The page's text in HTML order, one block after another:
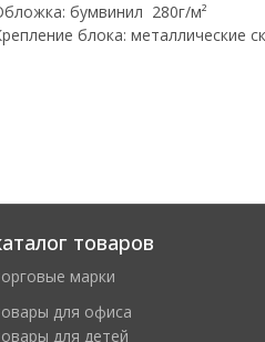
бумвинил 280г/м²
блока: металлические
товаров
марки
для офиса
для детей